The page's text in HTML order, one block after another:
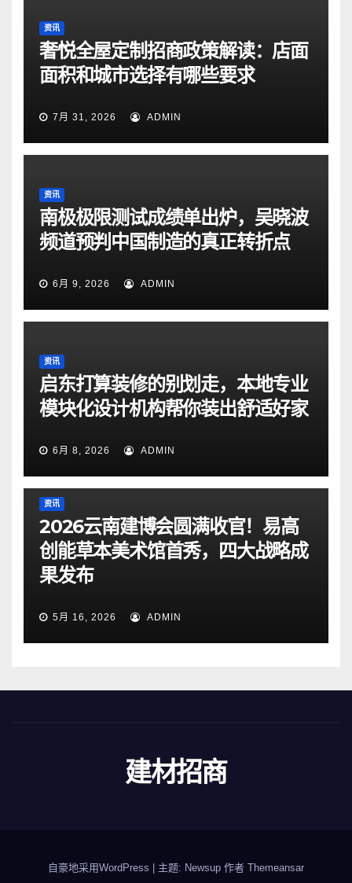
资讯
奢悦全屋定制招商政策解读：店面
面积和城市选择有哪些要求
7月 31, 2026 ADMIN
资讯
南极极限测试成绩单出炉，吴晓波
频道预判中国制造的真正转折点
6月 9, 2026 ADMIN
资讯
启东打算装修的别划走，本地专业
模块化设计机构帮你装出舒适好家
6月 8, 2026 ADMIN
资讯
2026云南建博会圆满收官！易高
创能草本美术馆首秀，四大战略成
果发布
5月 16, 2026 ADMIN
建材招商
自豪地采用WordPress 主题: Newsup 作者 Themeansar